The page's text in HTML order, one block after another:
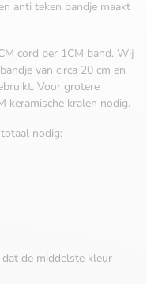
anti teken bandje maakt
cord per 1CM band. Wij
van circa 20 cm en
Voor grotere
keramische kralen nodig.
nodig:
de middelste kleur